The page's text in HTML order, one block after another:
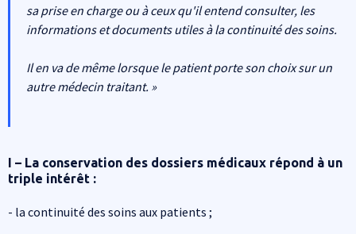
sa prise en charge ou à ceux qu'il entend consulter, les
informations et documents utiles à la continuité des soins.
Il en va de même lorsque le patient porte son choix sur un
autre médecin traitant. »
I – La conservation des dossiers médicaux répond à un
triple intérêt :
- la continuité des soins aux patients ;